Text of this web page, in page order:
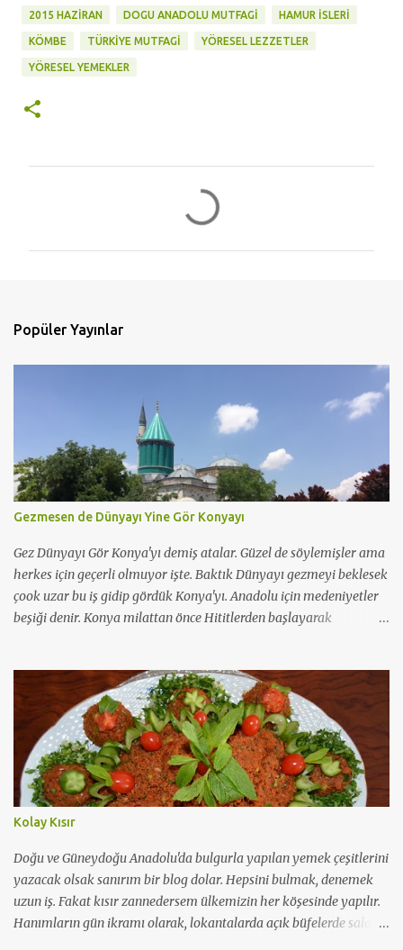
2015 HAZIRAN DOGU ANADOLU MUTFAGI HAMUR ISLERI
KÖMBE TÜRKIYE MUTFAGI YÖRESEL LEZZETLER
YÖRESEL YEMEKLER
r
Popüler Yayınlar
Gezmesen de Dünyayı Yine Gör Konyayı
Gez Dünyayı Gör Konya'yı demiş atalar. Güzel de söylemişler ama
herkes için geçerli olmuyor işte. Baktık Dünyayı gezmeyi beklesek
çook uzar bu iş gidip gördük Konya'yı. Anadolu için medeniyetler
beşiği denir. Konya milattan önce Hititlerden başlayarak
müslümanlar için en popüler olduğu dönem Selçuklu dönemiyle
başlamış. Hal böyle oluncada Selçuklu ve Osmanlı mimarisinin en
güzide örneklerini saklamış koynunda büyük bir özenle bugüne
dek. Benim vaktim çok kısıtlıydı. Ama hayatın her anı bize bir
derstir. Buradan aldığım ders; Konya 36 saatte gezilecek ve
doyulacak bir şehir değil. Benim için ülkenin her yanı birdir
doğudan batıya. Ama bazı şehirler içerdikleri tarih dokusuyla bir
adım öndedirler gönlümde. Ki Konya da bunlardan biri. Yani
Konyalılar rahatlıkla " Övünmek gibi olmasın ama Konyalıyım"
diyebilirler. Yine 36 saatte bir şehrin halkının tüm kar...
Kolay Kısır
Doğu ve Güneydoğu Anadolu'da bulgurla yapılan yemek çeşitlerini
yazacak olsak sanırım bir blog dolar. Hepsini bulmak, denemek
uzun iş. Fakat kısır zannedersem ülkemizin her köşesinde yapılır.
Hanımların gün ikramı olarak, lokantalarda açık büfelerde salata